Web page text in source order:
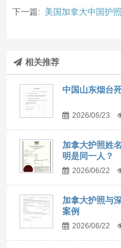
下一篇: 美国加拿大中国护
相关推荐
中国山东烟台
2026/06/23
加拿大护照姓
明是同一人？
2026/06/22
加拿大护照与
案例
2026/06/22